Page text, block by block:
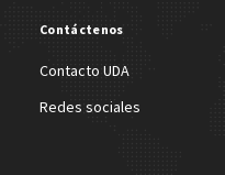
Contáctenos
Contacto UDA
Redes sociales